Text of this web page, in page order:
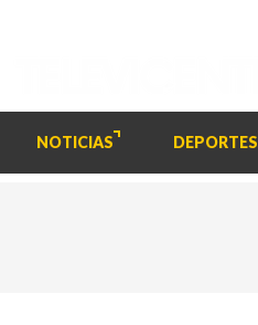
NOTICIAS DEPORTES